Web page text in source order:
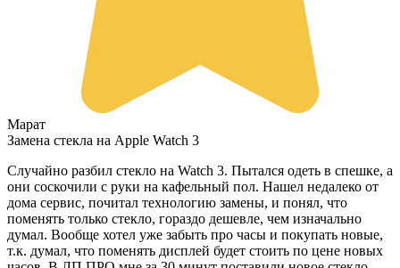
Марат
Замена стекла на Apple Watch 3
Случайно разбил стекло на Watch 3. Пытался одеть в спешке, а
они соскочили с руки на кафельный пол. Нашел недалеко от
дома сервис, почитал технологию замены, и понял, что
поменять только стекло, гораздо дешевле, чем изначально
думал. Вообще хотел уже забыть про часы и покупать новые,
т.к. думал, что поменять дисплей будет стоить по цене новых